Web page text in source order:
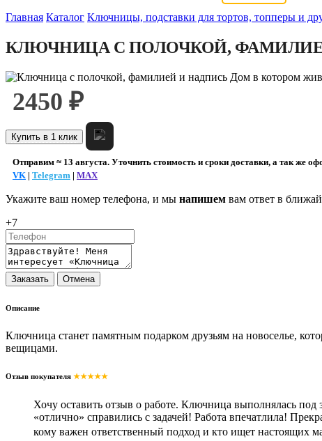
Главная Каталог Ключницы, подставки для тортов, топперы и
КЛЮЧНИЦА С ПОЛОЧКОЙ,
2450 ₽
Купить в 1 клик
Отправим ≈ 13 августа. Уточнить стоимость и сроки доставки, а так же
VK | Telegram | MAX
Укажите ваш номер телефона, и мы напишем вам ответ в
+7
Описание
Ключница станет памятным подарком друзьям на новоселье,
вещицами.
Отзыв покупателя ★★★★★
Хочу оставить отзыв о работе. Ключница выполнялась
«отлично» справились с задачей! Работа впечатлила!
кому важен ответственный подход и кто ищет настоящих